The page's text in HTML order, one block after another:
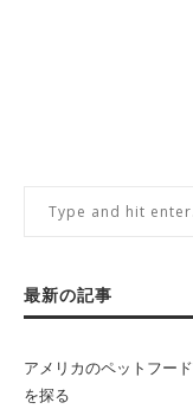
最新の記事
アメリカのペットフー
を探る